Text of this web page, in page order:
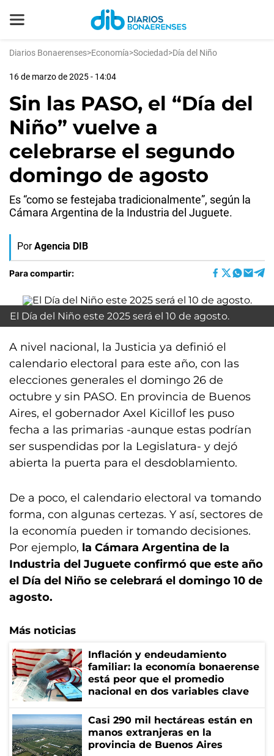
Diarios Bonaerenses>Economía>Sociedad>Día del Niño
16 de marzo de 2025 - 14:04
Sin las PASO, el “Día del
Niño” vuelve a
celebrarse el segundo
domingo de agosto
Es “como se festejaba tradicionalmente”, según la
Cámara Argentina de la Industria del Juguete.
Por Agencia DIB
Para compartir:
El Día del Niño este 2025 será el 10 de agosto.
A nivel nacional, la Justicia ya definió el
calendario electoral para este año, con las
elecciones generales el domingo 26 de
octubre y sin PASO. En provincia de Buenos
Aires, el gobernador Axel Kicillof les puso
fecha a las primarias -aunque estas podrían
ser suspendidas por la Legislatura- y dejó
abierta la puerta para el desdoblamiento.
De a poco, el calendario electoral va tomando
forma, con algunas certezas. Y así, sectores de
la economía pueden ir tomando decisiones.
Por ejemplo, la Cámara Argentina de la
Industria del Juguete confirmó que este año
el Día del Niño se celebrará el domingo 10 de
agosto.
Más noticias
Inflación y endeudamiento
familiar: la economía bonaerense
está peor que el promedio
nacional en dos variables clave
Casi 290 mil hectáreas están en
manos extranjeras en la
provincia de Buenos Aires